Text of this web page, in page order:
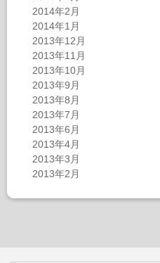
2014年2月
2014年1月
2013年12月
2013年11月
2013年10月
2013年9月
2013年8月
2013年7月
2013年6月
2013年4月
2013年3月
2013年2月